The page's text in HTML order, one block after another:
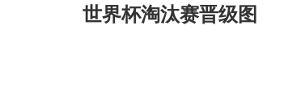
世界杯淘汰赛晋级图